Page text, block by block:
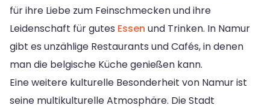
für ihre Liebe zum Feinschmecken und ihre
Leidenschaft für gutes Essen und Trinken. In Namur
gibt es unzählige Restaurants und Cafés, in denen
man die belgische Küche genießen kann.
Eine weitere kulturelle Besonderheit von Namur ist
seine multikulturelle Atmosphäre. Die Stadt